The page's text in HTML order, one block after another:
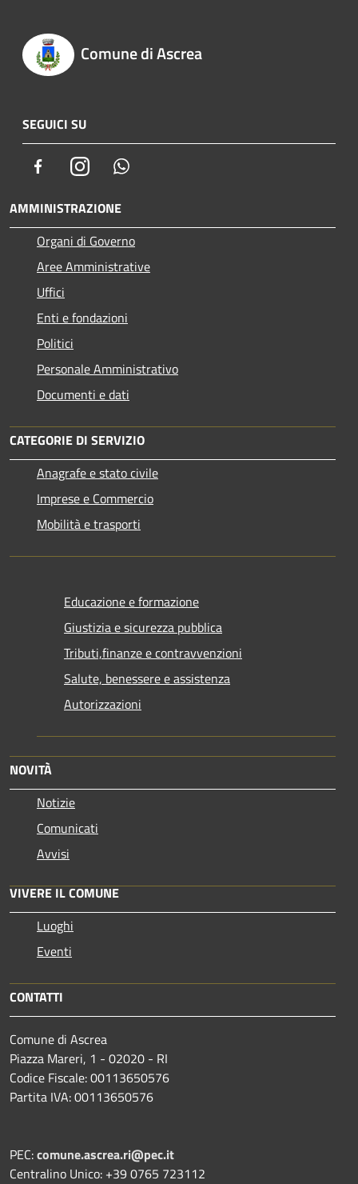
Comune di Ascrea
SEGUICI SU
FacebookInstagram
AMMINISTRAZIONE
Organi di Governo
Aree Amministrative
Uffici
Enti e fondazioni
Politici
Personale Amministrativo
Documenti e dati
CATEGORIE DI SERVIZIO
Anagrafe e stato civile
Imprese e Commercio
Mobilità e trasporti
Educazione e formazione
Giustizia e sicurezza pubblica
Tributi,finanze e contravvenzioni
Salute, benessere e assistenza
Autorizzazioni
NOVITÀ
Notizie
Comunicati
Avvisi
VIVERE IL COMUNE
Luoghi
Eventi
CONTATTI
Comune di Ascrea
Piazza Mareri, 1 - 02020 - RI
Codice Fiscale: 00113650576
Partita IVA: 00113650576
PEC:comune.ascrea.ri@pec.it
Centralino Unico: +39 0765 723112